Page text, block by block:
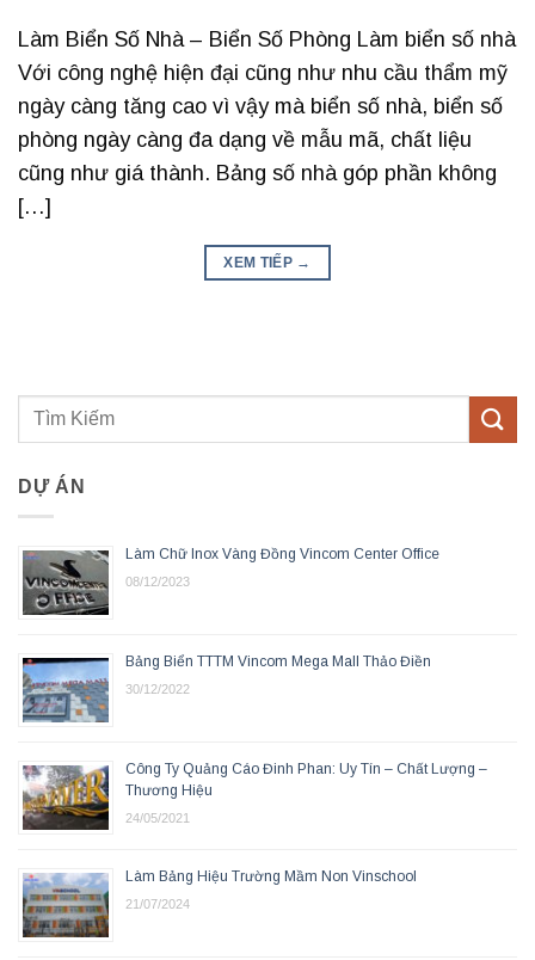
Làm Biển Số Nhà – Biển Số Phòng Làm biển số nhà
Với công nghệ hiện đại cũng như nhu cầu thẩm mỹ
ngày càng tăng cao vì vậy mà biển số nhà, biển số
phòng ngày càng đa dạng về mẫu mã, chất liệu
cũng như giá thành. Bảng số nhà góp phần không
[…]
XEM TIẾP →
DỰ ÁN
Làm Chữ Inox Vàng Đồng Vincom Center Office
08/12/2023
Bảng Biển TTTM Vincom Mega Mall Thảo Điền
30/12/2022
Công Ty Quảng Cáo Đinh Phan: Uy Tín – Chất Lượng –
Thương Hiệu
24/05/2021
Làm Bảng Hiệu Trường Mầm Non Vinschool
21/07/2024